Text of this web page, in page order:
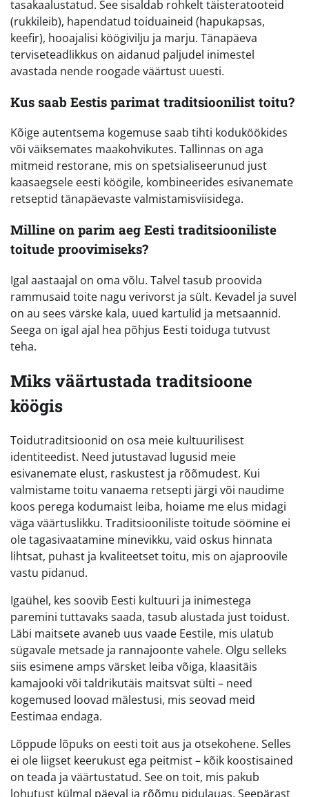
tasakaalustatud. See sisaldab rohkelt täisteratooteid
(rukkileib), hapendatud toiduaineid (hapukapsas,
keefir), hooajalisi köögivilju ja marju. Tänapäeva
terviseteadlikkus on aidanud paljudel inimestel
avastada nende roogade väärtust uuesti.
Kus saab Eestis parimat traditsioonilist toitu?
Kõige autentsema kogemuse saab tihti koduköökides
või väiksemates maakohvikutes. Tallinnas on aga
mitmeid restorane, mis on spetsialiseerunud just
kaasaegsele eesti köögile, kombineerides esivanemate
retseptid tänapäevaste valmistamisviisidega.
Milline on parim aeg Eesti traditsiooniliste
toitude proovimiseks?
Igal aastaajal on oma võlu. Talvel tasub proovida
rammusaid toite nagu verivorst ja sült. Kevadel ja suvel
on au sees värske kala, uued kartulid ja metsaannid.
Seega on igal ajal hea põhjus Eesti toiduga tutvust
teha.
Miks väärtustada traditsioone
köögis
Toidutraditsioonid on osa meie kultuurilisest
identiteedist. Need jutustavad lugusid meie
esivanemate elust, raskustest ja rõõmudest. Kui
valmistame toitu vanaema retsepti järgi või naudime
koos perega kodumaist leiba, hoiame me elus midagi
väga väärtuslikku. Traditsiooniliste toitude söömine ei
ole tagasivaatamine minevikku, vaid oskus hinnata
lihtsat, puhast ja kvaliteetset toitu, mis on ajaproovile
vastu pidanud.
Igaühel, kes soovib Eesti kultuuri ja inimestega
paremini tuttavaks saada, tasub alustada just toidust.
Läbi maitsete avaneb uus vaade Eestile, mis ulatub
sügavale metsade ja rannajoonte vahele. Olgu selleks
siis esimene amps värsket leiba võiga, klaasitäis
kamajooki või taldrikutäis maitsvat sülti – need
kogemused loovad mälestusi, mis seovad meid
Eestimaa endaga.
Lõppude lõpuks on eesti toit aus ja otsekohene. Selles
ei ole liigset keerukust ega peitmist – kõik koostisained
on teada ja väärtustatud. See on toit, mis pakub
lohutust külmal päeval ja rõõmu pidulauas. Seepärast